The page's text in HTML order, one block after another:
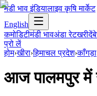
मंडी भाव इंडियालाइव कृषि मार्केट
English
कमोडिटीमंडी भावअंडा रेटखरीदें
प्रो लें
होम›खीरा›हिमाचल प्रदेश›काँगड़ा
आजपालमपुरमें